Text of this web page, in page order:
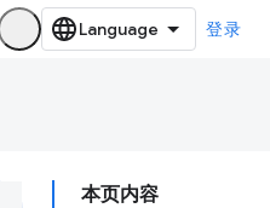
登录
本页内容